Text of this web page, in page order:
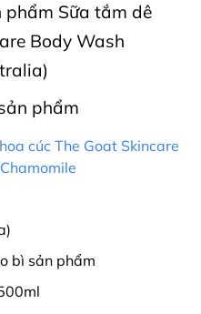
Sữa tắm dê
Body Wash
phẩm
cúc The Goat Skincare
bì sản phẩm